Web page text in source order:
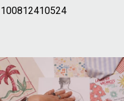
plaquées au dos
coton : Le coton offre
au quotidien
100812410524